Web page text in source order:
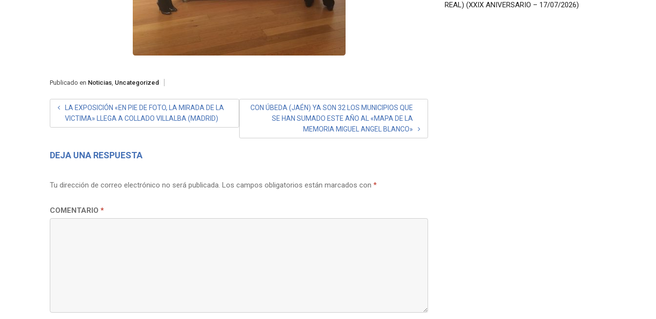
Publicado en Noticias Uncategorized
NAVEGACIÓN
DE
LA EXPOSICIÓN «EN PIE DE FOTO, LA MIRADA DE LA
VICTIMA» LLEGA A COLLADO VILLALBA (MADRID)
CON ÚBEDA (JAÉN) YA SON 32 LOS MUNICIPIOS QUE
SE HAN SUMADO ESTE AÑO AL «MAPA DE LA
MEMORIA MIGUEL ANGEL BLANCO»
DEJA UNA RESPUESTA
Tu dirección de correo electrónico no será publicada. Los campos obligatorios están marcados con *
COMENTARIO *
REAL) (XXIX ANIVERSARIO – 17/07/2026)